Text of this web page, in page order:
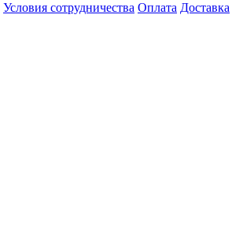
Условия сотрудничества Оплата Доставка